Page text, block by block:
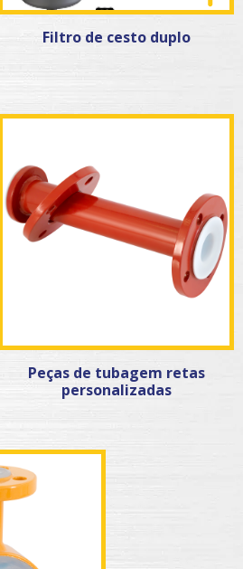
Filtro de cesto duplo
Peças de tubagem retas
personalizadas